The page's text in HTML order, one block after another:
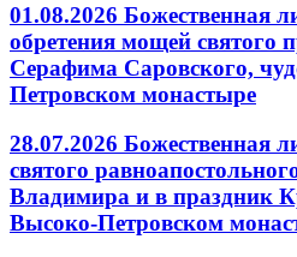
01.08.2026 Божественная
обретения мощей святого
Серафима Саровского,
Петровском монастыре
28.07.2026 Божественная
святого
Владимира и в праздник
Высоко-Петровском